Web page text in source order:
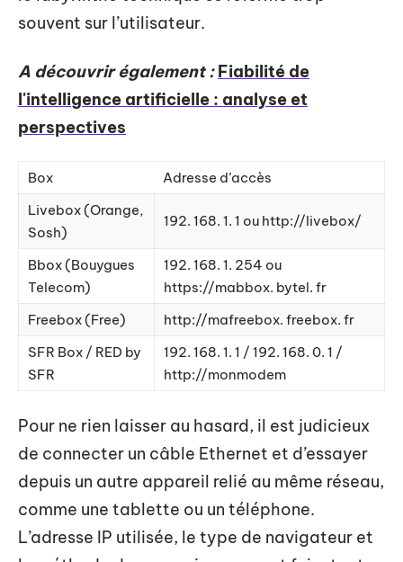
souvent sur l’utilisateur.
A découvrir également : Fiabilité de
l'intelligence artificielle : analyse et
perspectives
Box
Adresse d’accès
Livebox (Orange,
Sosh)
192. 168. 1. 1 ou http://livebox/
Bbox (Bouygues
Telecom)
192. 168. 1. 254 ou
https://mabbox. bytel. fr
Freebox (Free)
http://mafreebox. freebox. fr
SFR Box / RED by
SFR
192. 168. 1. 1 / 192. 168. 0. 1 /
http://monmodem
Pour ne rien laisser au hasard, il est judicieux
de connecter un câble Ethernet et d’essayer
depuis un autre appareil relié au même réseau,
comme une tablette ou un téléphone.
L’adresse IP utilisée, le type de navigateur et